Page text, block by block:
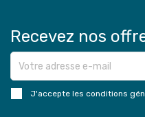
Recevez nos
J'accepte les conditions